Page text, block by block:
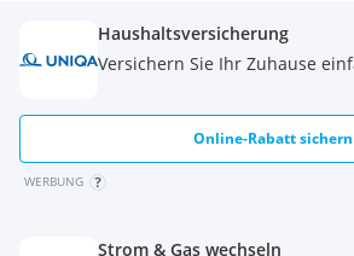
Einkaufszentrum <2500m
Autobahnanschluss <3000m
Flughafen <8000m
Bank <2500m
Haushaltsversicherung
Versichern Sie Ihr Zuhause
Online-Rabatt sichern
WERBUNG
Strom & Gas wechseln